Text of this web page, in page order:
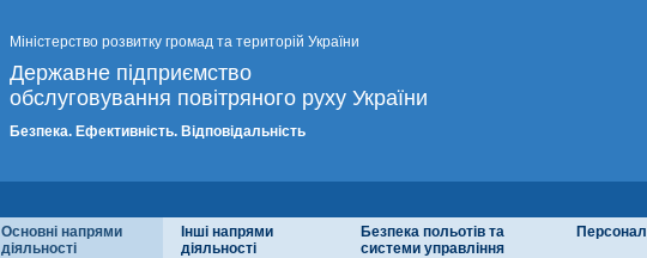
Міністерство розвитку громад та територій України
Державне підприємство
обслуговування повітряного руху України
Безпека. Ефективність. Відповідальність
Основні напрями
діяльності
Інші напрями
діяльності
Безпека польотів та
системи управління
Персонал